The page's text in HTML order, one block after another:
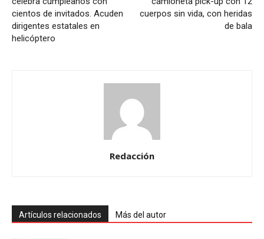
cientos de invitados. Acuden
dirigentes estatales en
helicóptero
cuerpos sin vida, con heridas
de bala
Redacción
Artículos relacionados Más del autor